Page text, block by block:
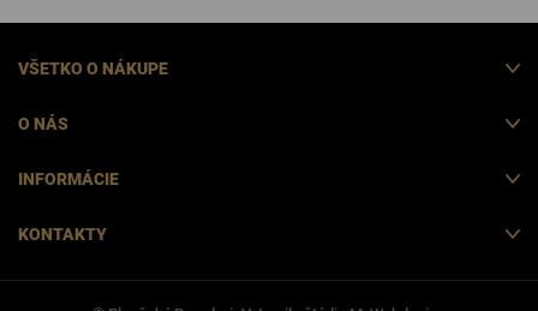
VŠETKO O NÁKUPE
O NÁS
INFORMÁCIE
KONTAKTY